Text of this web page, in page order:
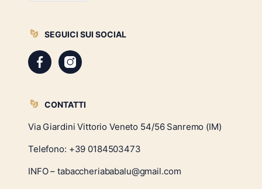
SEGUICI SUI SOCIAL
CONTATTI
Via Giardini Vittorio Veneto 54/56 Sanremo (IM)
Telefono: +39 0184503473
INFO – tabaccheriababalu@gmail.com